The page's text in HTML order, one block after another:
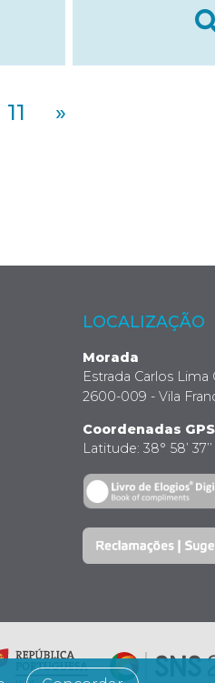
11 »
LOCALIZAÇÃO
Morada
Estrada Carlos Lima
2600-009 - Vila
Coordenadas GPS
Latitude: 38° 58’ 37’’